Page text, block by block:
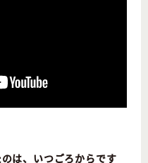
は、いつごろからです